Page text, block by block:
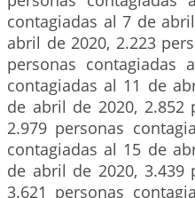
contagiadas al 7 de
abril de 2020, 2.223
personas
contagiadas al 11 de
de abril de 2020, 2.852
2.979 personas
contagiadas al 15 de
de abril de 2020, 3.439
3.621 personas